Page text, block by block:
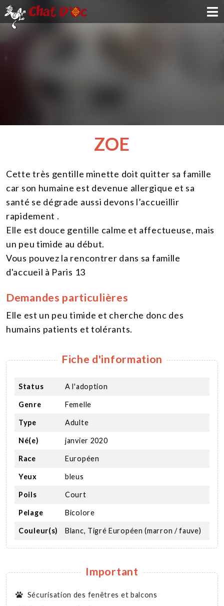
NOUS SOUTENIR
CONTACT
ZOE
Cette très gentille minette doit quitter sa famille
car son humaine est devenue allergique et sa
santé se dégrade aussi devons l’accueillir
rapidement .
Elle est douce gentille calme et affectueuse, mais
un peu timide au début.
Vous pouvez la rencontrer dans sa famille
d'accueil à Paris 13
Demandes particulières
Elle est un peu timide et cherche donc des
humains patients et tolérants.
Fiche d'information
Status A l'adoption
Genre Femelle
Type Adulte
Né(e) janvier 2020
Race Européen
Yeux bleus
Poils Court
Pelage Bicolore
Couleur(s) Blanc, Tigré Européen (marron / fauve)
Important
Sécurisation des fenêtres et balcons